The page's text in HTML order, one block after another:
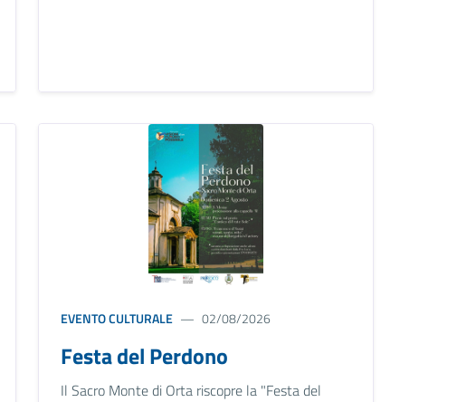
EVENTO CULTURALE 02/08/2026
Festa del Perdono
Il Sacro Monte di Orta riscopre la "Festa del